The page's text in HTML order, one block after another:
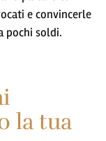
e convincerle
pochi soldi.
la tua